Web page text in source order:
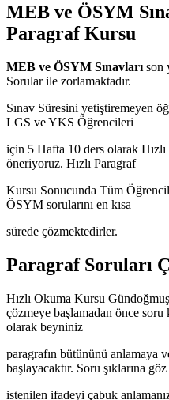
MEB ve ÖSYM
Paragraf Kursu
MEB ve ÖSYM Sınavları son
Sorular ile zorlamaktadır.
Sınav Süresini yetiştiremeyen
LGS ve YKS Öğrencileri
için 5 Hafta 10 ders olarak
öneriyoruz. Hızlı Paragraf
Kursu Sonucunda Tüm
ÖSYM sorularını en kısa
sürede çözmektedirler.
Paragraf Soruları
Hızlı Okuma Kursu
çözmeye başlamadan önce
olarak beyniniz
paragrafın bütününü anlamaya
başlayacaktır. Soru şıklarına
istenilen ifadeyi çabuk